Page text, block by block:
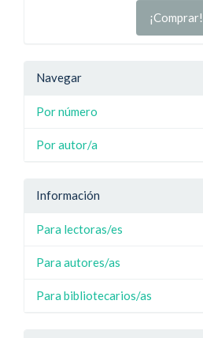
¡Comprar!
Navegar
Por número
Por autor/a
Información
Para lectoras/es
Para autores/as
Para bibliotecarios/as